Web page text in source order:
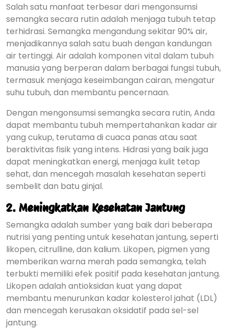
Salah satu manfaat terbesar dari mengonsumsi
semangka secara rutin adalah menjaga tubuh tetap
terhidrasi. Semangka mengandung sekitar 90% air,
menjadikannya salah satu buah dengan kandungan
air tertinggi. Air adalah komponen vital dalam tubuh
manusia yang berperan dalam berbagai fungsi tubuh,
termasuk menjaga keseimbangan cairan, mengatur
suhu tubuh, dan membantu pencernaan.
Dengan mengonsumsi semangka secara rutin, Anda
dapat membantu tubuh mempertahankan kadar air
yang cukup, terutama di cuaca panas atau saat
beraktivitas fisik yang intens. Hidrasi yang baik juga
dapat meningkatkan energi, menjaga kulit tetap
sehat, dan mencegah masalah kesehatan seperti
sembelit dan batu ginjal.
2. Meningkatkan Kesehatan Jantung
Semangka adalah sumber yang baik dari beberapa
nutrisi yang penting untuk kesehatan jantung, seperti
likopen, citrulline, dan kalium. Likopen, pigmen yang
memberikan warna merah pada semangka, telah
terbukti memiliki efek positif pada kesehatan jantung.
Likopen adalah antioksidan kuat yang dapat
membantu menurunkan kadar kolesterol jahat (LDL)
dan mencegah kerusakan oksidatif pada sel-sel
jantung.